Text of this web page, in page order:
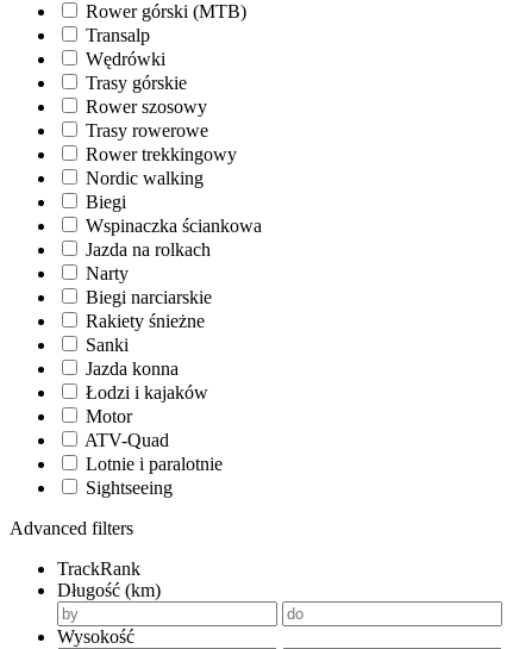
Rower górski (MTB)
Transalp
Wędrówki
Trasy górskie
Rower szosowy
Trasy rowerowe
Rower trekkingowy
Nordic walking
Biegi
Wspinaczka ściankowa
Jazda na rolkach
Narty
Biegi narciarskie
Rakiety śnieżne
Sanki
Jazda konna
Łodzi i kajaków
Motor
ATV-Quad
Lotnie i paralotnie
Sightseeing
Advanced filters
TrackRank
Długość (km)
Wysokość